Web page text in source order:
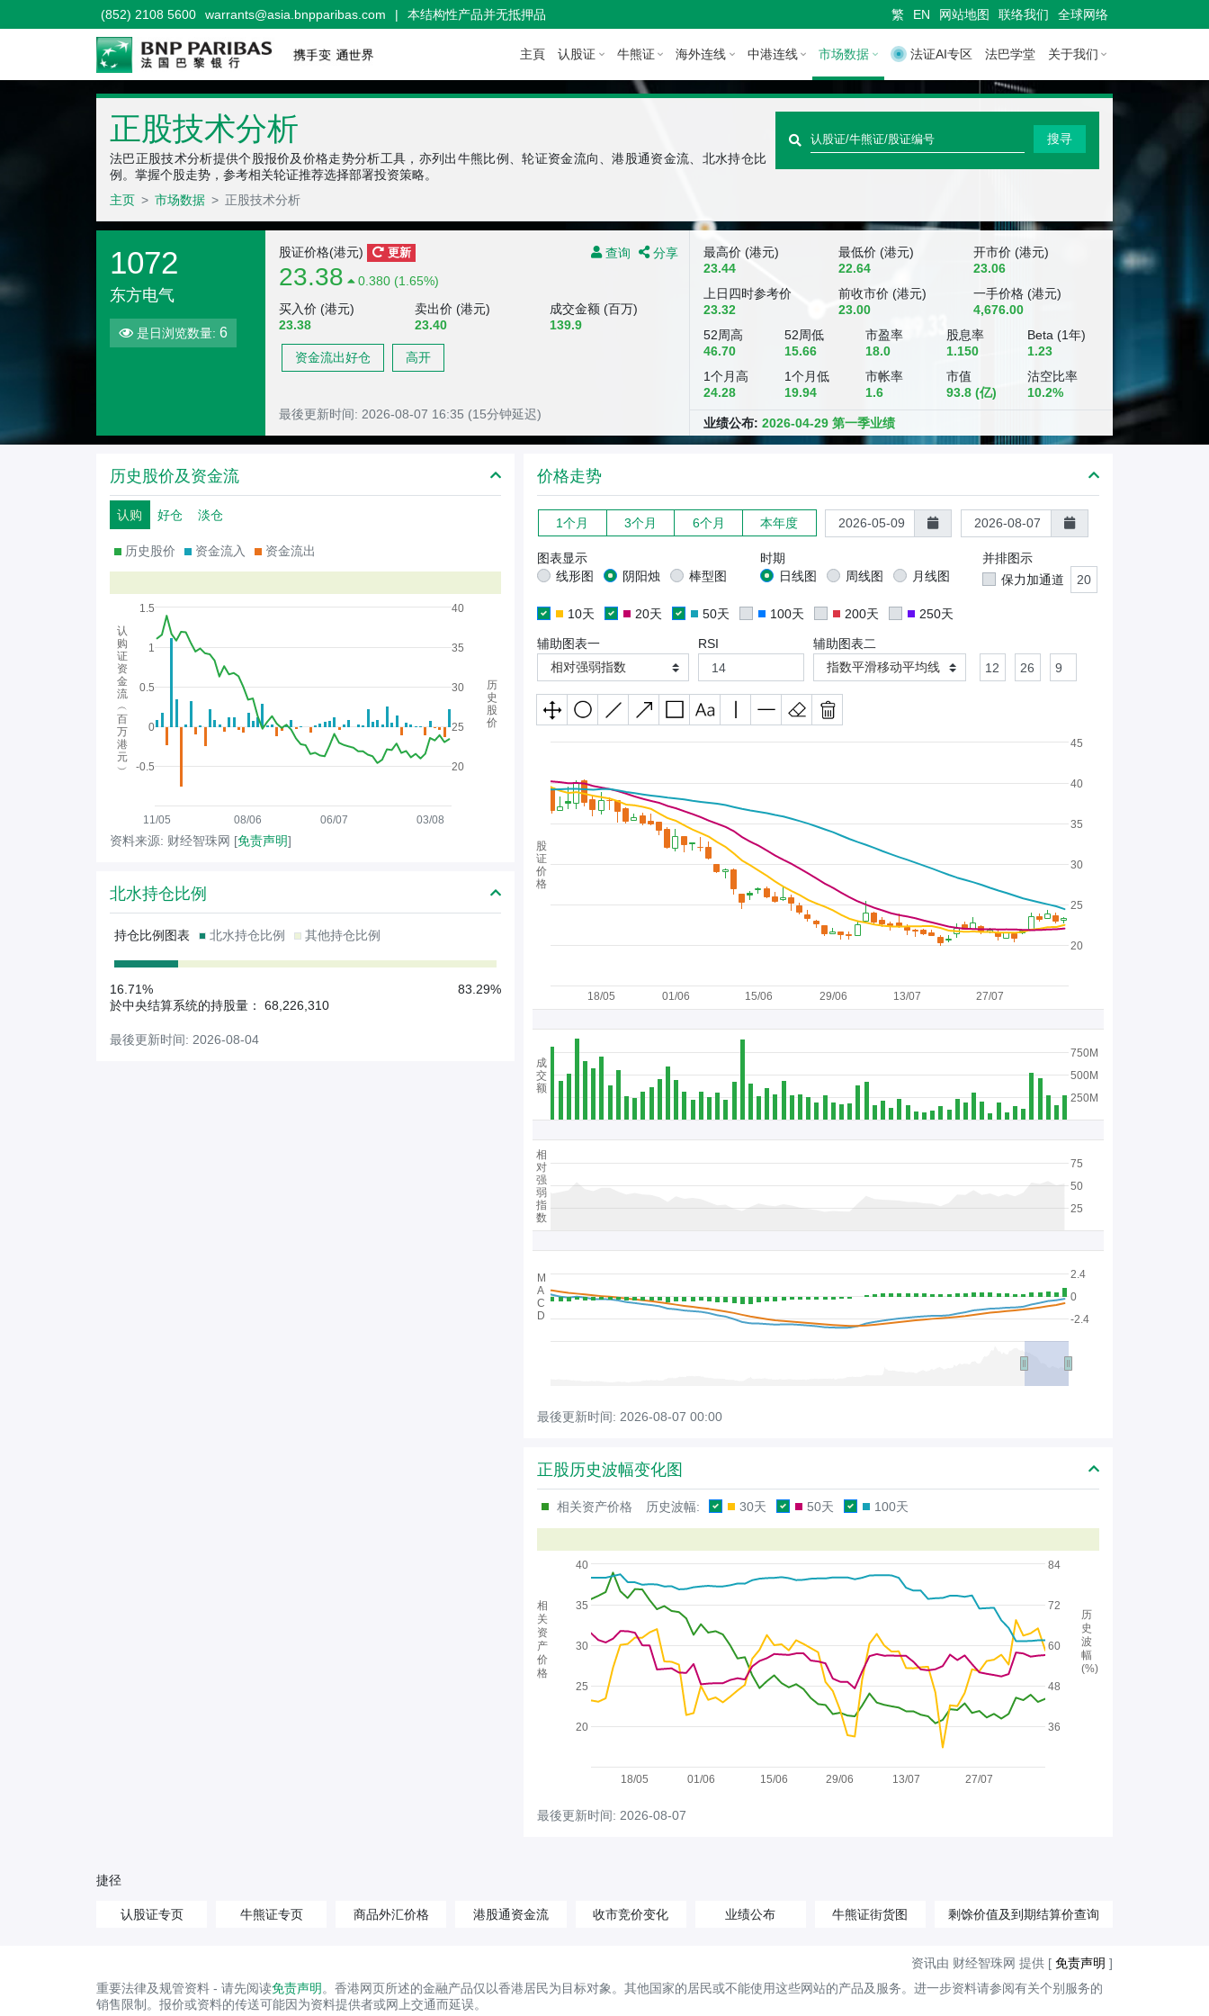
(852) 2108 5600 warrants@asia.bnpparibas.com | 本结构性产品并无抵押品 繁 EN 网站地图 联络我们 全球网络
主頁 认股证 牛熊证 海外连线 中港连线 市场数据 法证AI专区 法巴学堂 关于我们
正股技术分析
法巴正股技术分析提供个股报价及价格走势分析工具，亦列出牛熊比例、轮证资金流向、港股通资金流、北水持仓比
例。掌握个股走势，参考相关轮证推荐选择部署投资策略。
主页
市场数据 正股技术分析
快
速
寻
/
牛
熊
证
股
搜寻
1072
东方电气
是日浏览数量: 6
查询 分享
股证价格(港元) 更新
23.38
0.380 (1.65%)
买入价 (港元)
23.38
卖出价 (港元)
23.40
成交金额 (百万)
139.9
资金流出好仓 高开
最後更新时间: 2026-08-07 16:35 (15分钟延迟)
最高价 (港元)
23.44
最低价 (港元)
22.64
开市价 (港元)
23.06
上日四时参考价
23.32
前收市价 (港元)
23.00
一手价格 (港元)
4,676.00
52周高
46.70
52周低
15.66
市盈率
18.0
股息率
1.150
Beta (1年)
1.23
1个月高
24.28
1个月低
19.94
市帐率
1.6
市值
93.8(亿)
沽空比率
10.2%
业绩公布:2026-04-29 第一季业绩
历史股价及资金流
认购 好仓 淡仓
历史股价 资金流入 资金流出
11/05 08/06 06/07 03/08
-0.5
0
0.5
1
1.5
20
25
30
35
40
认
购
证
资
金
流
︵
百
万
港
元
︶
历
史
股
价
资料来源: 财经智珠网 [免责声明]
北水持仓比例
持仓比例图表 北水持仓比例 其他持仓比例
16.71%
83.29%
於中央结算系统的持股量： 68,226,310
最後更新时间: 2026-08-04
价格走势
1个月 3个月 6个月 本年度
图表显示
线形图
阴阳烛 棒型图
时期
日线图
周线图 月线图
并排图示
保力加通道
10天 20天 50天 100天 200天 250天
辅助图表一
相对强弱指数
RSI
辅助图表二
指数平滑移动平均线
18/05 01/06 15/06 29/06 13/07 27/07
20
25
30
35
40
45
250M
500M
750M
25
50
75
-2.4
0
2.4
股
证
价
格
成
交
额
相
对
强
弱
指
数
M
A
C
D
最後更新时间: 2026-08-07 00:00
正股历史波幅变化图
相关资产价格 历史波幅: 30天 50天 100天
18/05 01/06 15/06 29/06 13/07 27/07
20
25
30
35
40
36
48
60
72
84
相
关
资
产
价
格
历
史
波
幅
(%)
最後更新时间: 2026-08-07
捷径
认股证专页 牛熊证专页 商品外汇价格 港股通资金流 收市竞价变化 业绩公布 牛熊证街货图 剩馀价值及到期结算价查询
资讯由 财经智珠网 提供 [ 免责声明 ]
重要法律及规管资料 - 请先阅读免责声明 。香港网页所述的金融产品仅以香港居民为目标对象。其他国家的居民或不能使用这些网站的产品及服务。进一步资料请参阅有关个别服务的
销售限制。报价或资料的传送可能因为资料提供者或网上交通而延误。